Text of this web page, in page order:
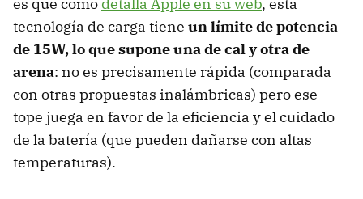
tecnología de carga tiene un límite de potencia
de 15W, lo que supone una de cal y otra de
arena: no es precisamente rápida (comparada
con otras propuestas inalámbricas) pero ese
tope juega en favor de la eficiencia y el cuidado
de la batería (que pueden dañarse con altas
temperaturas).